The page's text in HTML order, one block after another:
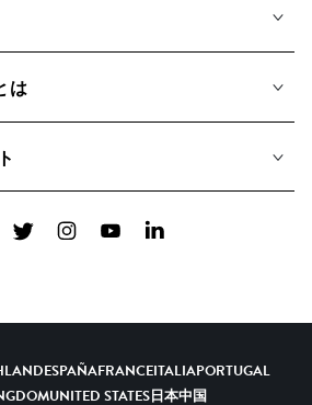
は
TwitterInstagramYouTubeLinkedIn
ESPAÑAFRANCEITALIAPORTUGAL
UNITED STATES日本中国